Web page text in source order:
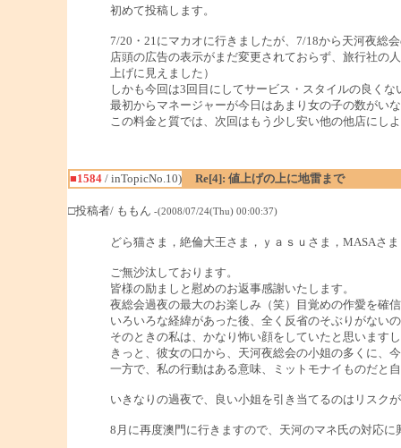
初めて投稿します。
7/20・21にマカオに行きましたが、7/18から天河夜総
店頭の広告の表示がまだ変更されておらず、旅行社の
上げに見えました）
しかも今回は3回目にしてサービス・スタイルの良くな
最初からマネージャーが今日はあまり女の子の数がい
この料金と質では、次回はもう少し安い他の他店にしよ
■1584/ inTopicNo.10)
Re[4]: 値上げの上に地雷まで
□投稿者/ ももん -(2008/07/24(Thu) 00:00:37)
どら猫さま，絶倫大王さま，ｙａｓｕさま，MASAさ
ご無沙汰しております。
皆様の励ましと慰めのお返事感謝いたします。
夜総会過夜の最大のお楽しみ（笑）目覚めの作愛を確
いろいろな経緯があった後、全く反省のそぶりがない
そのときの私は、かなり怖い顔をしていたと思います
きっと、彼女の口から、天河夜総会の小姐の多くに、
一方で、私の行動はある意味、ミットモナイものだと
いきなりの過夜で、良い小姐を引き当てるのはリスク
8月に再度澳門に行きますので、天河のマネ氏の対応に